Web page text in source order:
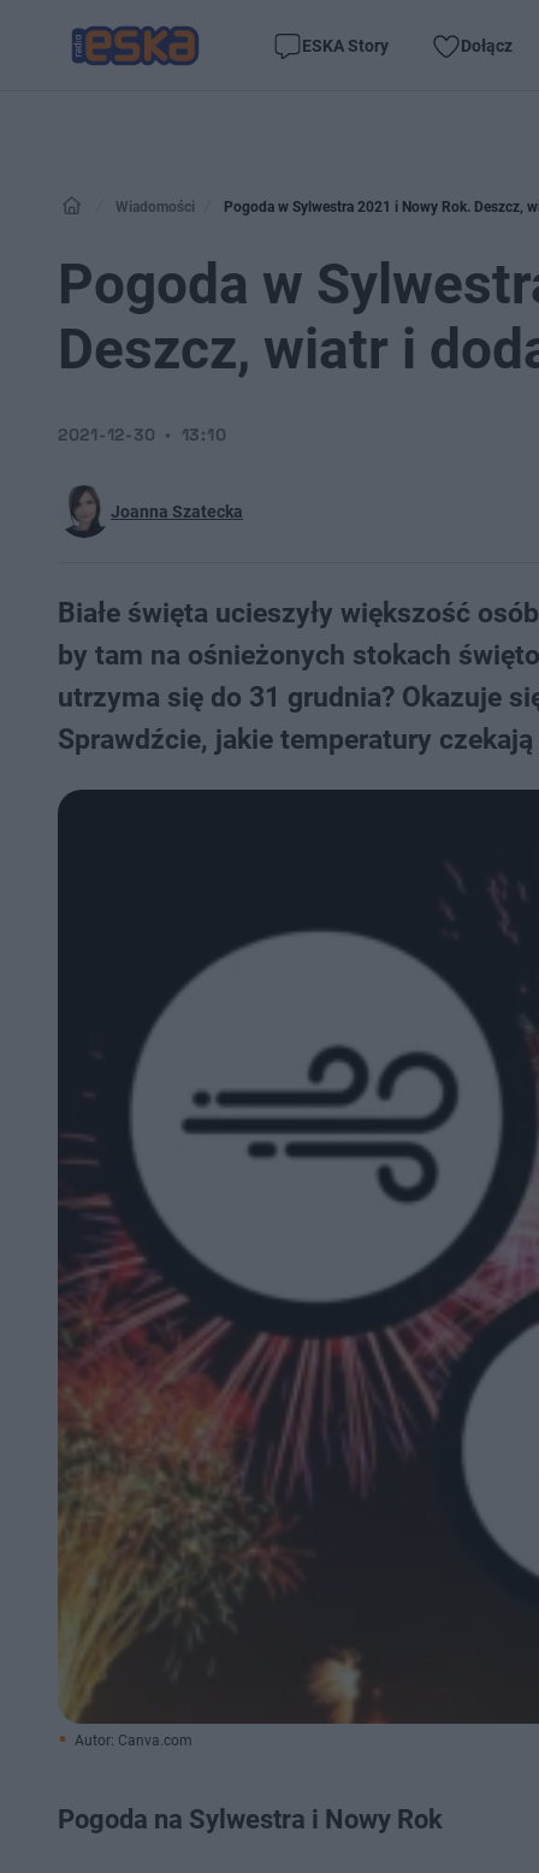
ESKA Story Dołącz
Wiadomości Pogoda w Sylwestra 2021 i Nowy Rok. Deszcz,
Pogoda w
Deszcz, wiatr i
Joanna Szatecka
2021-12-30 13:10
Białe święta ucieszyły większość
by tam na ośnieżonych stokach
utrzyma się do 31 grudnia? Okazuje
Sprawdźcie, jakie temperatury
Autor: Canva.com
Pogoda na Sylwestra i Nowy Rok